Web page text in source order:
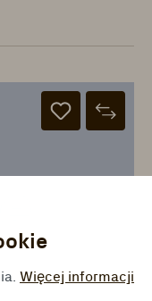
Więcej informacji